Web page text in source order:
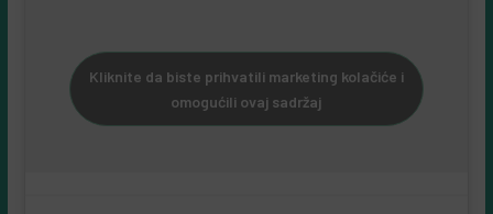
Kliknite da biste prihvatili marketing kolačiće i
omogućili ovaj sadržaj